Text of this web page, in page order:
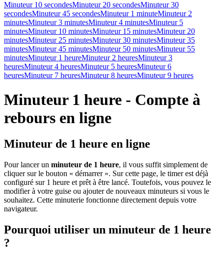
Minuteur 10 secondesMinuteur 20 secondesMinuteur 30
secondesMinuteur 45 secondesMinuteur 1 minuteMinuteur 2
minutesMinuteur 3 minutesMinuteur 4 minutesMinuteur 5
minutesMinuteur 10 minutesMinuteur 15 minutesMinuteur 20
minutesMinuteur 25 minutesMinuteur 30 minutesMinuteur 35
minutesMinuteur 45 minutesMinuteur 50 minutesMinuteur 55
minutesMinuteur 1 heureMinuteur 2 heuresMinuteur 3
heuresMinuteur 4 heuresMinuteur 5 heuresMinuteur 6
heuresMinuteur 7 heuresMinuteur 8 heuresMinuteur 9 heures
Minuteur 1 heure - Compte à
rebours en ligne
Minuteur de 1 heure en ligne
Pour lancer un minuteur de 1 heure, il vous suffit simplement de
cliquer sur le bouton « démarrer ». Sur cette page, le timer est déjà
configuré sur 1 heure et prêt à être lancé. Toutefois, vous pouvez le
modifier à votre guise ou ajouter de nouveaux minuteurs si vous le
souhaitez. Cette minuterie fonctionne directement depuis votre
navigateur.
Pourquoi utiliser un minuteur de 1 heure
?